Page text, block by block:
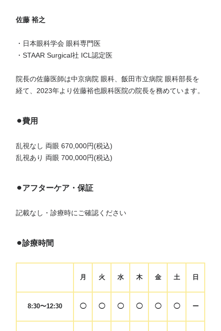
佐藤 裕之
・日本眼科学会 眼科専門医
・STAAR Surgical社 ICL認定医
院長の佐藤医師は中京病院 眼科、飯田市立病院 眼科部長を
経て、2023年より佐藤裕也眼科医院の院長を務めています。
⚫︎費用
乱視なし 両眼 670,000円(税込)
乱視あり 両眼 700,000円(税込)
⚫︎アフターケア・保証
記載なし・診療時にご確認ください
⚫︎診療時間
月 火 水 木 金 土 日
8:30〜12:30 ◯ ◯ ◯ ◯ ◯ ◯ ー